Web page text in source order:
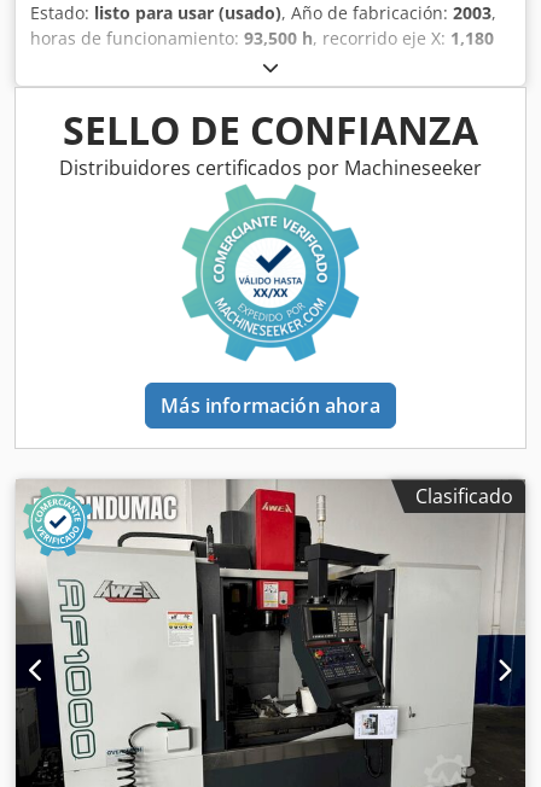
Estado: listo para usar (usado), Año de fabricación: 2003,
horas de funcionamiento: 93,500 h, recorrido eje X: 1,180
710 mm
mm, fabricante de controles:HEIDENHAIN, modelo de
controlador:TNC 430, número de ejes:5 , Esta máquina
DECKEL MAHO DMC 100 T de 5 ejes se fabricó en 2003.
Cuenta con recorridos en los ejes X, Y y Z de 1.180 mm, 710
mm y 710 mm respectivamente, un almacén de
herramientas SK40 con 32 posiciones, suministro interno
de refrigerante y un transportador de virutas. Aprovecha
la oportunidad de adquirir este centro de mecanizado
vertical DECKEL MAHO DMC 100 T. Ponte en contacto con
nosotros para obtener más información sobre esta
máquina. Ventajas de la máquina Ventajas técnicas de la
máquina • Suministro interno de refrigerante •
Transportador de virutas Información adicional La
máquina está montada sobre una viga y no se ha
conectado a la red eléctrica desde noviembre de
cualquier responsabilidad por defectos materiales.¡El
husillo se sustituyó en 2022 por un importe aproximado de
20 000,00 euros!Desde entonces, el husillo solo ha
acumulado unas 1.400 horas de funcionamiento. Technical
Specification Through-spindle Coolant Yes Cjdpfxex T Dgne
Acgjrf
SELLO DE CONFIANZA
Distribuidores certificados por Machineseeker
Más información ahora
Clasificado